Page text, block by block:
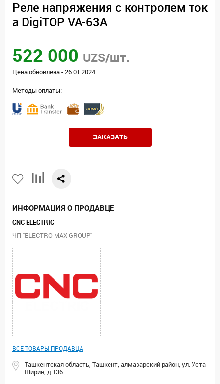
Реле напряжения с контролем ток
а DigiTOP VA-63A
522 000 UZS/шт.
Цена обновлена - 26.01.2024
Методы оплаты:
ЗАКАЗАТЬ
ИНФОРМАЦИЯ О ПРОДАВЦЕ
CNC ELECTRIC
ЧП "ELECTRO MAX GROUP"
ВСЕ ТОВАРЫ ПРОДАВЦА
Ташкентская область, Ташкент, алмазарский район, ул. Уста
Ширин, д.136